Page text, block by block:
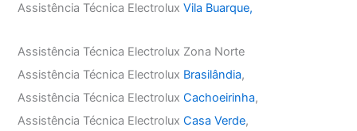
Assistência Técnica ElectroluxVila Buarque,
Assistência Técnica Electrolux Zona Norte
Assistência Técnica Electrolux Brasilândia,
Assistência Técnica ElectroluxCachoeirinha,
Assistência Técnica ElectroluxCasa Verde,